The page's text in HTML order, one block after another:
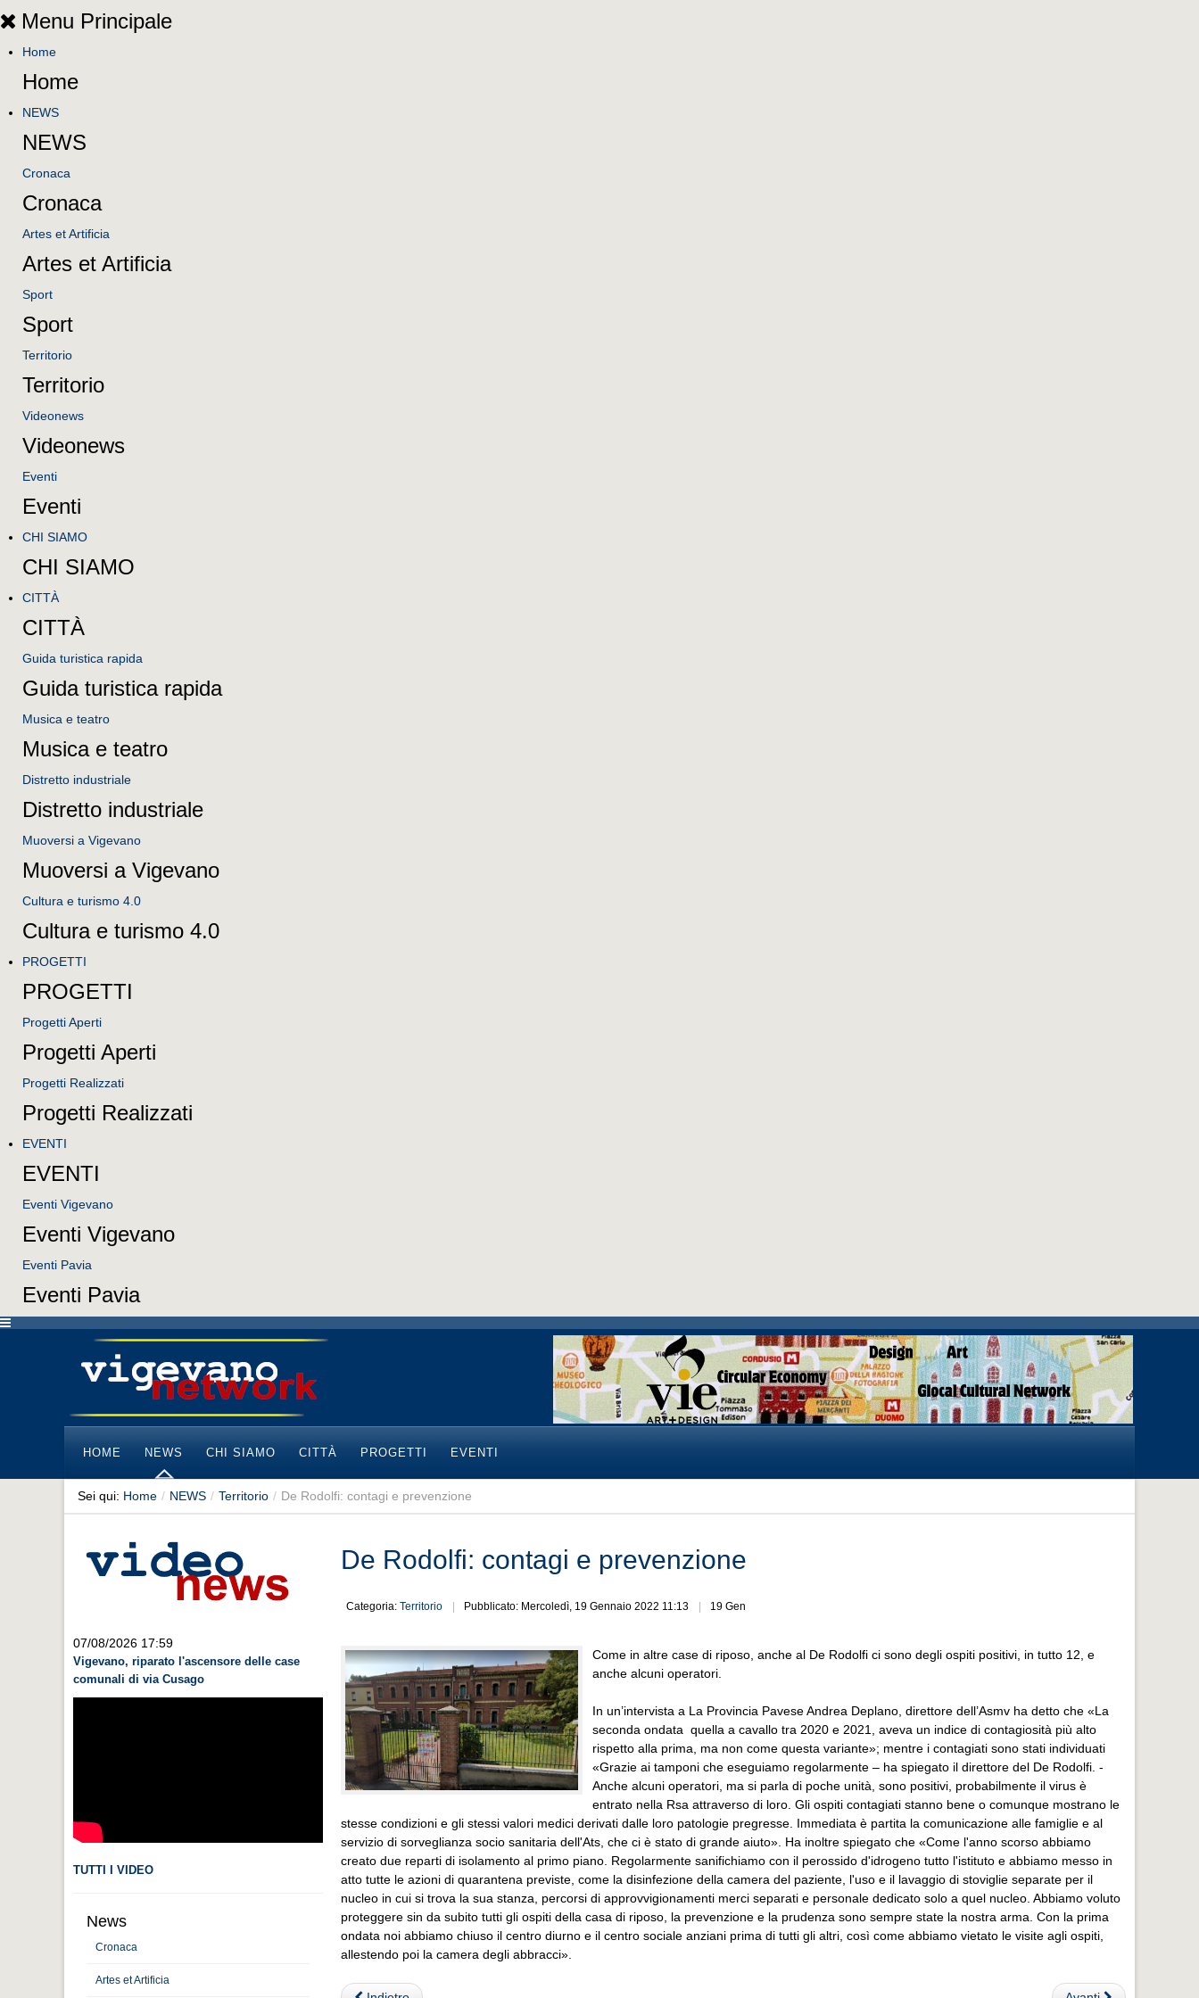
Menu Principale
Home
Home
NEWS
NEWS
Cronaca
Cronaca
Artes et Artificia
Artes et Artificia
Sport
Sport
Territorio
Territorio
Videonews
Videonews
Eventi
Eventi
CHI SIAMO
CHI SIAMO
CITTÀ
CITTÀ
Guida turistica rapida
Guida turistica rapida
Musica e teatro
Musica e teatro
Distretto industriale
Distretto industriale
Muoversi a Vigevano
Muoversi a Vigevano
Cultura e turismo 4.0
Cultura e turismo 4.0
PROGETTI
PROGETTI
Progetti Aperti
Progetti Aperti
Progetti Realizzati
Progetti Realizzati
EVENTI
EVENTI
Eventi Vigevano
Eventi Vigevano
Eventi Pavia
Eventi Pavia
HOME NEWS CHI SIAMO CITTÀ PROGETTI EVENTI
Sei qui: Home / NEWS / Territorio / De Rodolfi: contagi e prevenzione
07/08/2026 17:59
Vigevano, riparato l'ascensore delle case
comunali di via Cusago
TUTTI I VIDEO
News
Cronaca
Artes et Artificia
De Rodolfi: contagi e prevenzione
Categoria: Territorio Pubblicato: Mercoledì, 19 Gennaio 2022 11:13 19 Gen
Come in altre case di riposo, anche al De Rodolfi ci sono degli ospiti positivi, in tutto 12, e
anche alcuni operatori.
In un’intervista a La Provincia Pavese Andrea Deplano, direttore dell’Asmv ha detto che «La
seconda ondata quella a cavallo tra 2020 e 2021, aveva un indice di contagiosità più alto
rispetto alla prima, ma non come questa variante»; mentre i contagiati sono stati individuati
«Grazie ai tamponi che eseguiamo regolarmente – ha spiegato il direttore del De Rodolfi. -
Anche alcuni operatori, ma si parla di poche unità, sono positivi, probabilmente il virus è
entrato nella Rsa attraverso di loro. Gli ospiti contagiati stanno bene o comunque mostrano le
stesse condizioni e gli stessi valori medici derivati dalle loro patologie pregresse. Immediata è partita la comunicazione alle famiglie e al
servizio di sorveglianza socio sanitaria dell'Ats, che ci è stato di grande aiuto». Ha inoltre spiegato che «Come l'anno scorso abbiamo
creato due reparti di isolamento al primo piano. Regolarmente sanifichiamo con il perossido d'idrogeno tutto l'istituto e abbiamo messo in
atto tutte le azioni di quarantena previste, come la disinfezione della camera del paziente, l'uso e il lavaggio di stoviglie separate per il
nucleo in cui si trova la sua stanza, percorsi di approvvigionamenti merci separati e personale dedicato solo a quel nucleo. Abbiamo voluto
proteggere sin da subito tutti gli ospiti della casa di riposo, la prevenzione e la prudenza sono sempre state la nostra arma. Con la prima
ondata noi abbiamo chiuso il centro diurno e il centro sociale anziani prima di tutti gli altri, così come abbiamo vietato le visite agli ospiti,
allestendo poi la camera degli abbracci».